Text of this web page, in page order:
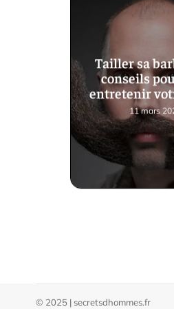
Tailler sa
conseils
entretenir
11 mars
© 2025 | secretsdhommes.fr